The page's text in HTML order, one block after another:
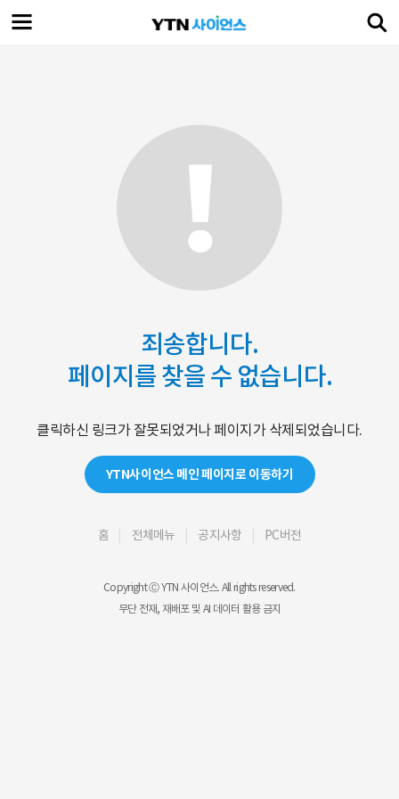
죄송합니다.
페이지를 찾을 수 없습니다.
클릭하신 링크가 잘못되었거나 페이지가 삭제되었습니다.
YTN사이언스 메인 페이지로 이동하기
홈 전체메뉴 공지사항 PC버전
Copyright Ⓒ YTN 사이언스. All rights reserved.
무단 전재, 재배포 및 AI 데이터 활용 금지